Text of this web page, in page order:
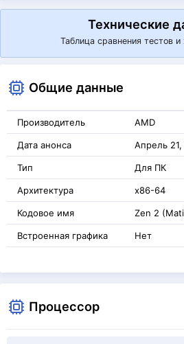
Технические
Таблица сравнения тестов и
Общие данные
Производитель AMD
Дата анонса Апрель
Тип Для ПК
Архитектура x86-64
Кодовое имя Zen 2
Встроенная графика Нет
Процессор